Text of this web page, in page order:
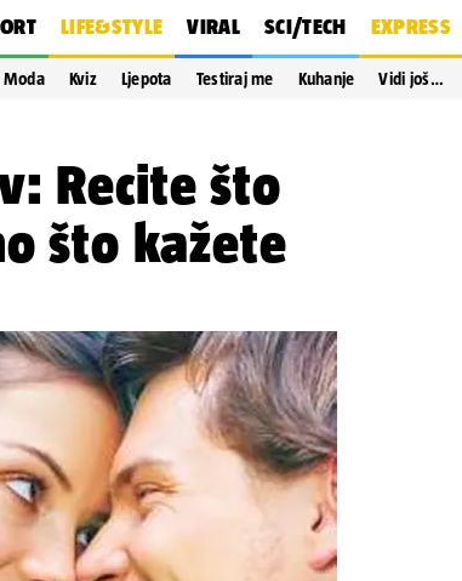
LIFE&STYLE VIRAL SCI/TECH EXPRESS
Moda Kviz Ljepota Testiraj me Kuhanje Vidi još…
Recite što
što kažete